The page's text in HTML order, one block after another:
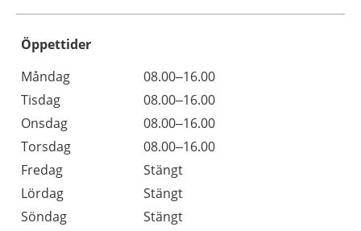
Öppettider
Dag
Öppettider
Kommentarer
Måndag
08.00–16.00
Tisdag
08.00–16.00
Onsdag
08.00–16.00
Torsdag
08.00–16.00
Fredag
Stängt
Lördag
Stängt
Söndag
Stängt